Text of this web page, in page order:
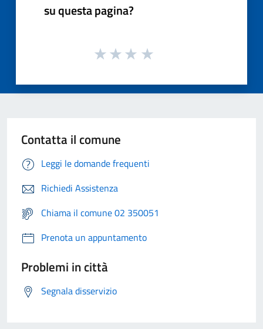
su questa pagina?
Contatta il comune
Leggi le domande frequenti
Richiedi Assistenza
Chiama il comune 02 350051
Prenota un appuntamento
Problemi in città
Segnala disservizio